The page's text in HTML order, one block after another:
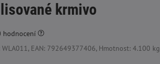
krmivo
hodnocení
EAN: 792649377406, Hmotnost: 4.100 kg